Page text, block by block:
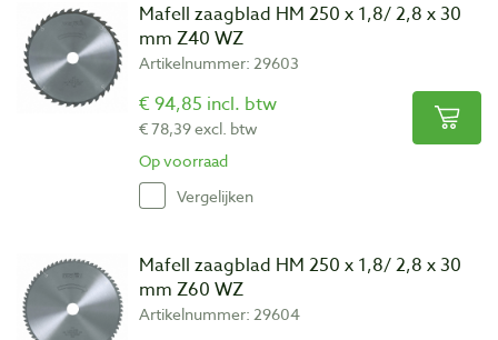
Mafell zaagblad HM 250 x 1,8/ 2,8 x 30
mm Z40 WZ
Artikelnummer: 29603
€ 94,85 incl. btw
€ 78,39 excl. btw
Op voorraad
Vergelijken
Mafell zaagblad HM 250 x 1,8/ 2,8 x 30
mm Z60 WZ
Artikelnummer: 29604